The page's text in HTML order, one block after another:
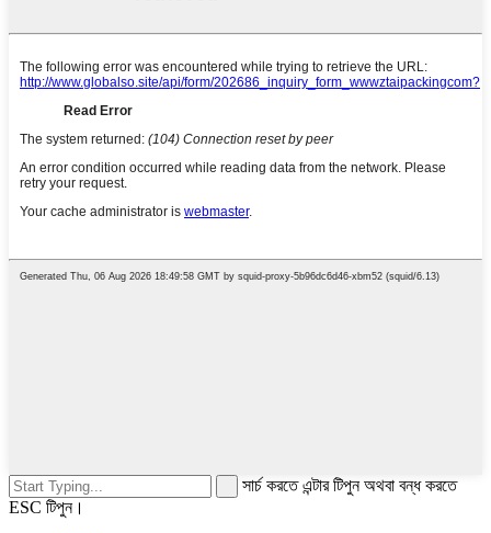
সার্চ করতে এন্টার টিপুন অথবা বন্ধ করতে
ESC টিপুন।